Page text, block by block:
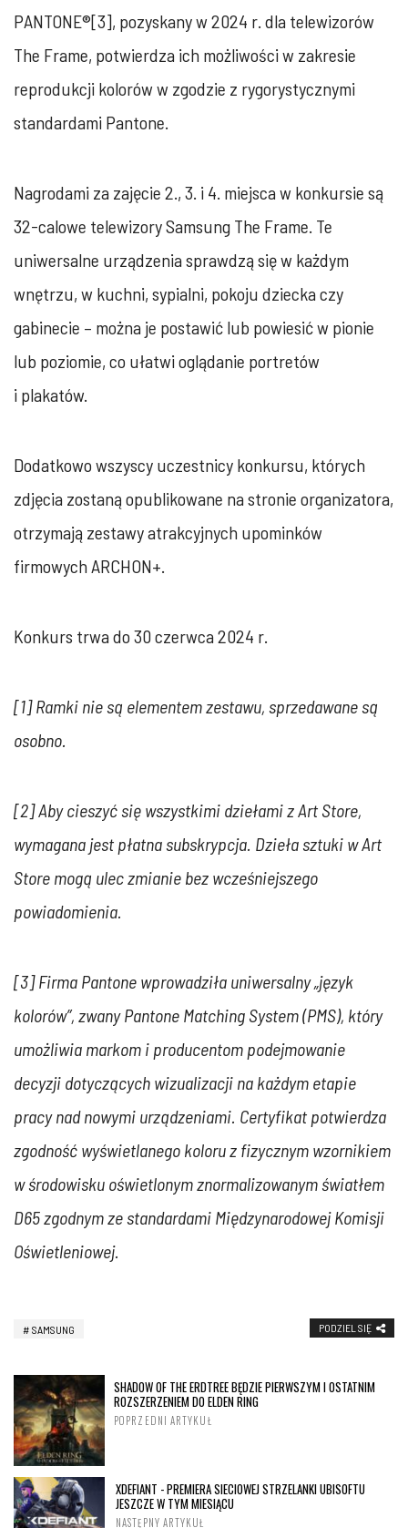
PANTONE®[3], pozyskany w 2024 r. dla telewizorów
The Frame, potwierdza ich możliwości w zakresie
reprodukcji kolorów w zgodzie z rygorystycznymi
standardami Pantone.
Nagrodami za zajęcie 2., 3. i 4. miejsca w konkursie są
32-calowe telewizory Samsung The Frame. Te
uniwersalne urządzenia sprawdzą się w każdym
wnętrzu, w kuchni, sypialni, pokoju dziecka czy
gabinecie – można je postawić lub powiesić w pionie
lub poziomie, co ułatwi oglądanie portretów
i plakatów.
Dodatkowo wszyscy uczestnicy konkursu, których
zdjęcia zostaną opublikowane na stronie organizatora,
otrzymają zestawy atrakcyjnych upominków
firmowych ARCHON+.
Konkurs trwa do 30 czerwca 2024 r.
[1] Ramki nie są elementem zestawu, sprzedawane są
osobno.
[2] Aby cieszyć się wszystkimi dziełami z Art Store,
wymagana jest płatna subskrypcja. Dzieła sztuki w Art
Store mogą ulec zmianie bez wcześniejszego
powiadomienia.
[3] Firma Pantone wprowadziła uniwersalny „język
kolorów”, zwany Pantone Matching System (PMS), który
umożliwia markom i producentom podejmowanie
decyzji dotyczących wizualizacji na każdym etapie
pracy nad nowymi urządzeniami. Certyfikat potwierdza
zgodność wyświetlanego koloru z fizycznym wzornikiem
w środowisku oświetlonym znormalizowanym światłem
D65 zgodnym ze standardami Międzynarodowej Komisji
Oświetleniowej.
SAMSUNG PODZIEL SIĘ
SHADOW OF THE ERDTREE BĘDZIE PIERWSZYM I OSTATNIM
ROZSZERZENIEM DO ELDEN RING
POPRZEDNI ARTYKUŁ
XDEFIANT - PREMIERA SIECIOWEJ STRZELANKI UBISOFTU
JESZCZE W TYM MIESIĄCU
NASTĘPNY ARTYKUŁ